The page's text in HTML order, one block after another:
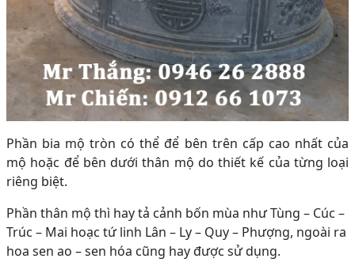
Phần bia mộ tròn có thể để bên trên cấp cao nhất của
mộ hoặc để bên dưới thân mộ do thiết kế của từng loại
riêng biệt.
Phần thân mộ thì hay tả cảnh bốn mùa như Tùng – Cúc –
Trúc – Mai hoạc tứ linh Lân – Ly – Quy – Phượng, ngoài ra
hoa sen ao – sen hóa cũng hay được sử dụng.